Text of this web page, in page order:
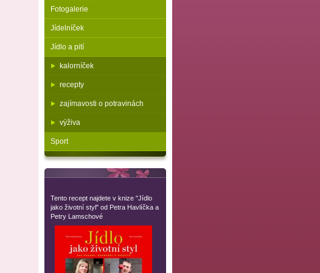
Fotogalerie
Jídelníček
Jídlo a pití
kalorníček
recepty
zajímavosti o potravinách
výživa
Sport
Tento recept najdete v knize "Jídlo
jako životní styl" od Petra Havlíčka a
Petry Lamschové